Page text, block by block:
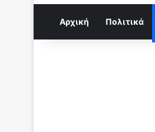
Αρχική Πολιτικά